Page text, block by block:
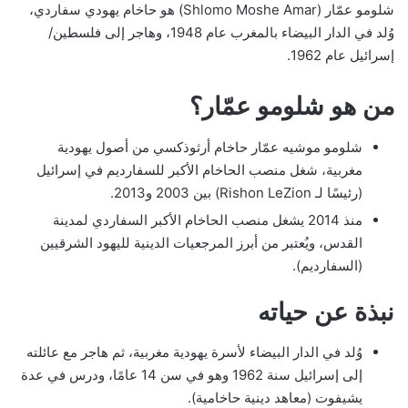
شلومو عمّار (Shlomo Moshe Amar) هو حاخام يهودي سفاردي،
وُلد في الدار البيضاء بالمغرب عام 1948، وهاجر إلى فلسطين/
إسرائيل عام 1962.
من هو شلومو عمّار؟
شلومو موشيه عمّار حاخام أرثوذكسي من أصول يهودية
مغربية، شغل منصب الحاخام الأكبر للسفارديم في إسرائيل
(رئيسًا لـ Rishon LeZion) بين 2003 و2013.
منذ 2014 يشغل منصب الحاخام الأكبر السفاردي لمدينة
القدس، ويُعتبر من أبرز المرجعيات الدينية لليهود الشرقيين
(السفارديم).
نبذة عن حياته
وُلد في الدار البيضاء لأسرة يهودية مغربية، ثم هاجر مع عائلته
إلى إسرائيل سنة 1962 وهو في سن 14 عامًا، ودرس في عدة
يشيفوت (معاهد دينية حاخامية).